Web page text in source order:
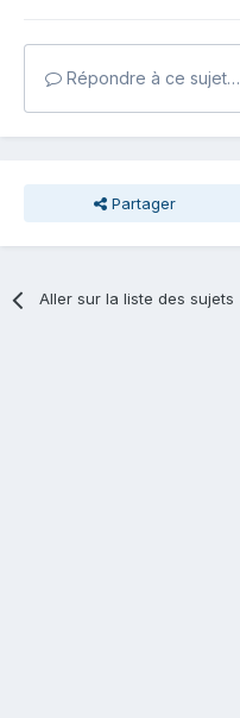
Répondre à ce sujet…
Partager
Aller sur la liste des sujets